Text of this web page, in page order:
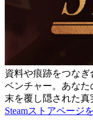
資料や痕跡をつな
ベンチャー。あな
末を覆し隠された真
Steamストアページ